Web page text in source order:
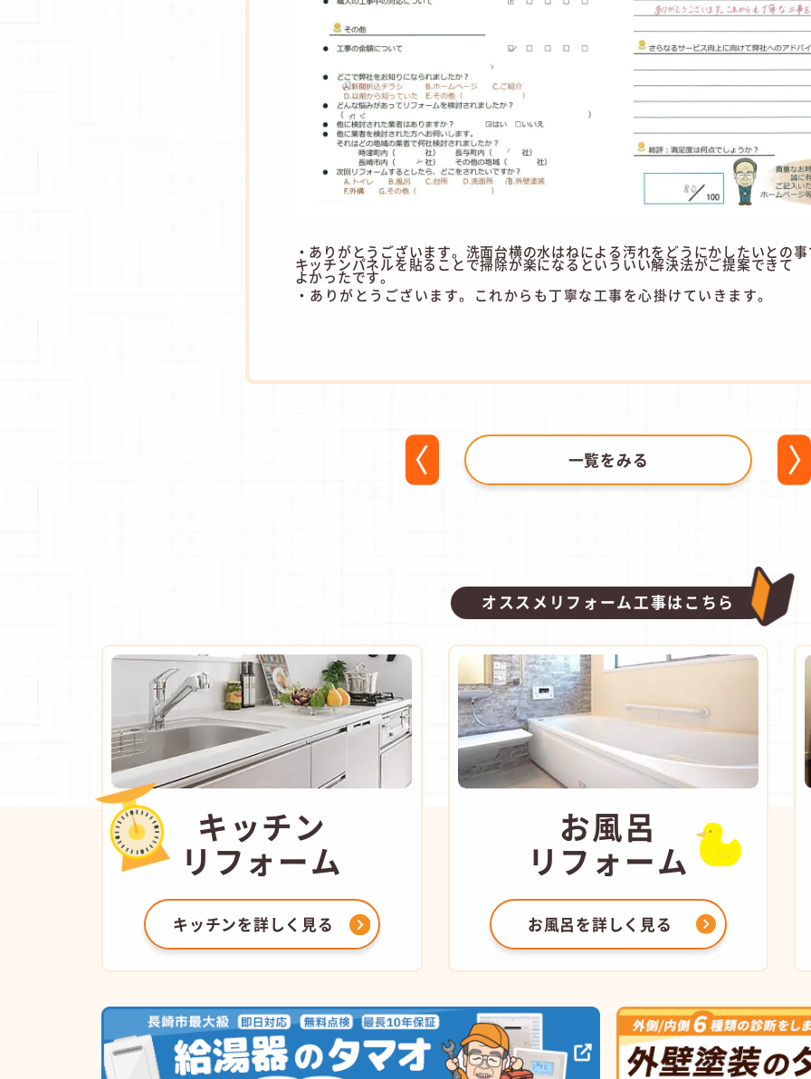
・ありがとうございます。洗面台横の水はねによる汚れをどうにかしたいとの
キッチンパネルを貼ることで掃除が楽になるといういい解決法がご提案できて
よかったです。
・ありがとうございます。これからも丁寧な工事を心掛けていきます。
一覧をみる
オススメリフォーム工事はこちら
キッチン
リフォーム
キッチンを詳しく見る
お風呂
リフォーム
お風呂を詳しく見る